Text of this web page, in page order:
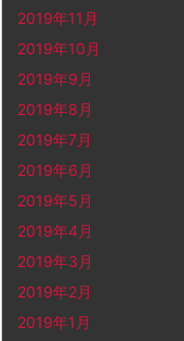
2019年11月
2019年10月
2019年9月
2019年8月
2019年7月
2019年6月
2019年5月
2019年4月
2019年3月
2019年2月
2019年1月